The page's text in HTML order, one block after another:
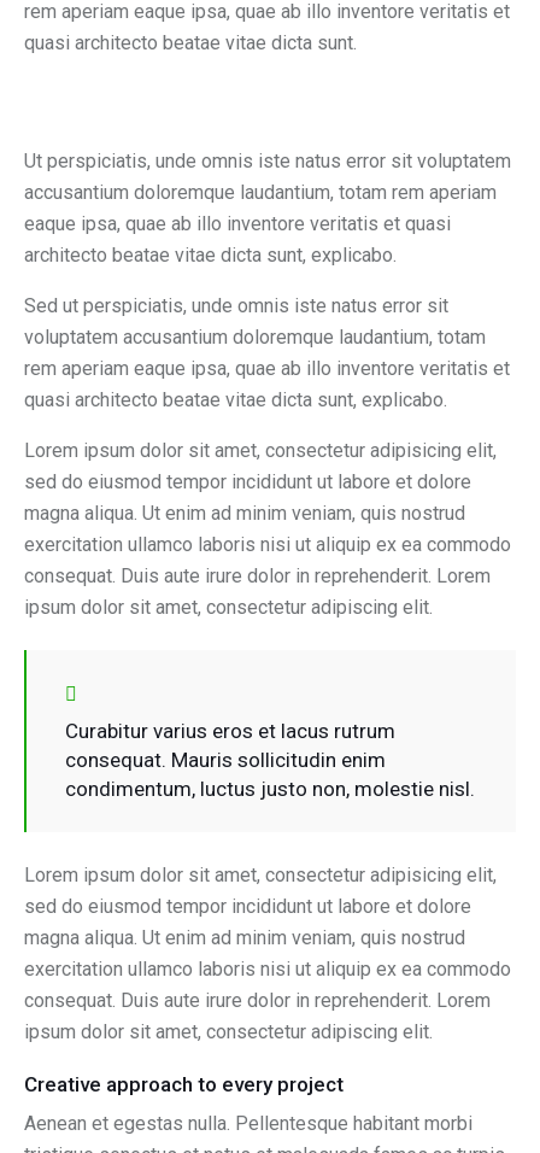
rem aperiam eaque ipsa, quae ab illo inventore veritatis et
quasi architecto beatae vitae dicta sunt.
Ut perspiciatis, unde omnis iste natus error sit voluptatem
accusantium doloremque laudantium, totam rem aperiam
eaque ipsa, quae ab illo inventore veritatis et quasi
architecto beatae vitae dicta sunt, explicabo.
Sed ut perspiciatis, unde omnis iste natus error sit
voluptatem accusantium doloremque laudantium, totam
rem aperiam eaque ipsa, quae ab illo inventore veritatis et
quasi architecto beatae vitae dicta sunt, explicabo.
Lorem ipsum dolor sit amet, consectetur adipisicing elit,
sed do eiusmod tempor incididunt ut labore et dolore
magna aliqua. Ut enim ad minim veniam, quis nostrud
exercitation ullamco laboris nisi ut aliquip ex ea commodo
consequat. Duis aute irure dolor in reprehenderit. Lorem
ipsum dolor sit amet, consectetur adipiscing elit.
Curabitur varius eros et lacus rutrum
consequat. Mauris sollicitudin enim
condimentum, luctus justo non, molestie nisl.
Lorem ipsum dolor sit amet, consectetur adipisicing elit,
sed do eiusmod tempor incididunt ut labore et dolore
magna aliqua. Ut enim ad minim veniam, quis nostrud
exercitation ullamco laboris nisi ut aliquip ex ea commodo
consequat. Duis aute irure dolor in reprehenderit. Lorem
ipsum dolor sit amet, consectetur adipiscing elit.
Creative approach to every project
Aenean et egestas nulla. Pellentesque habitant morbi